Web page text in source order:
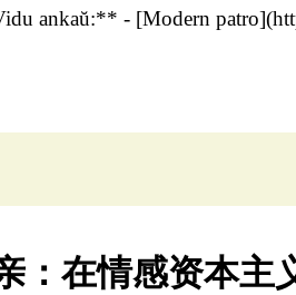
ankaŭ:** - [Modern
：在情感资本主